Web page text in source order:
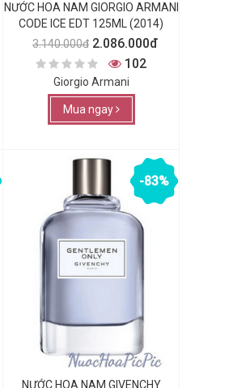
NƯỚC HOA NAM GIORGIO ARMANI
CODE ICE EDT 125ML (2014)
3.140.000đ 2.086.000đ
102
Giorgio Armani
Mua ngay
-83%
NƯỚC HOA NAM GIVENCHY